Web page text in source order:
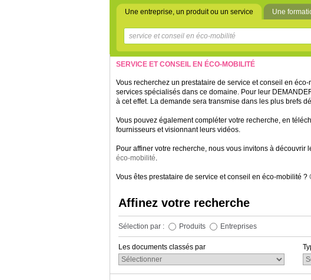
Une entreprise, un produit ou un service Une
SERVICE ET CONSEIL EN ÉCO-MOBILITÉ
Vous recherchez un prestataire de service et conseil en
services spécialisés dans ce domaine. Pour leur
à cet effet. La demande sera transmise dans les plus brefs
Vous pouvez également compléter votre recherche, en
fournisseurs et visionnant leurs vidéos.
Pour affiner votre recherche, nous vous invitons à découvrir
éco-mobilité.
Vous êtes prestataire de service et conseil en éco-mobilité ?
Affinez votre recherche
Sélection par : Produits Entreprises
Les documents classés par